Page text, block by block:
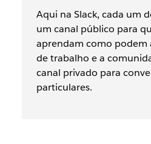
Aqui na Slack, cada um
um canal público para
aprendam como podem
de trabalho e a
canal privado para
particulares.